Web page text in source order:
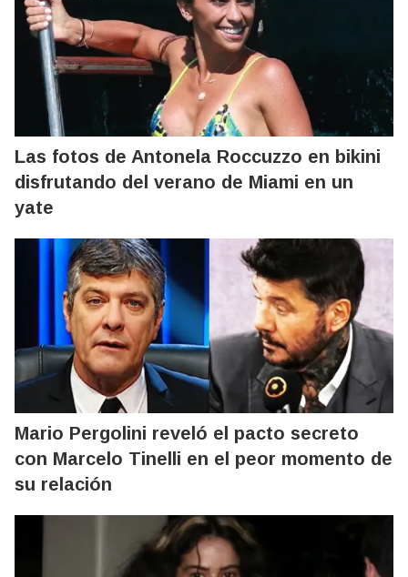
Las fotos de Antonela Roccuzzo en bikini
disfrutando del verano de Miami en un
yate
Mario Pergolini reveló el pacto secreto
con Marcelo Tinelli en el peor momento de
su relación